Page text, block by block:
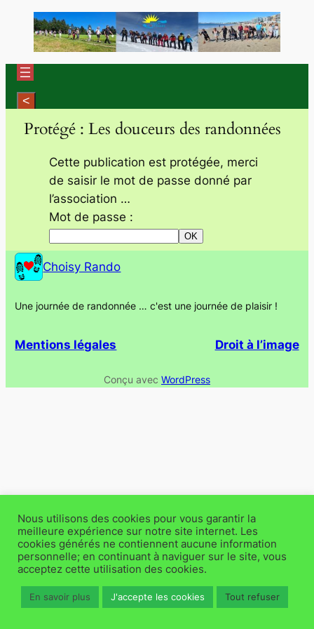
contenu
Protégé : Les douceurs des randonnées
Cette publication est protégée, merci
de saisir le mot de passe donné par
l’association …
Mot de passe :
Choisy Rando
Une journée de randonnée … c'est une journée de plaisir !
Mentions légales Droit à l’image
Conçu avec WordPress
Nous utilisons des cookies pour vous garantir la
meilleure expérience sur notre site internet. Les
cookies générés ne contiennent aucune information
personnelle; en continuant à naviguer sur le site, vous
acceptez cette utilisation des cookies.
En savoir plus J'accepte les cookies Tout refuser